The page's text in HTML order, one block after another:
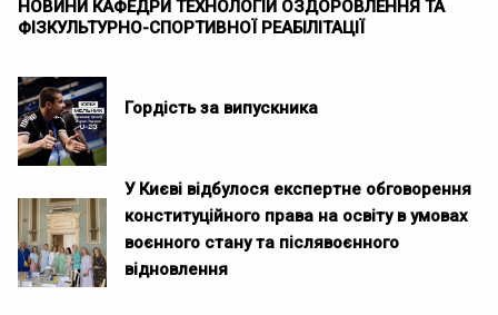
НОВИНИ КАФЕДРИ ТЕХНОЛОГІЙ ОЗДОРОВЛЕННЯ ТА
ФІЗКУЛЬТУРНО-СПОРТИВНОЇ РЕАБІЛІТАЦІЇ
Гордість за випускника
У Києві відбулося експертне обговорення
конституційного права на освіту в умовах
воєнного стану та післявоєнного
відновлення